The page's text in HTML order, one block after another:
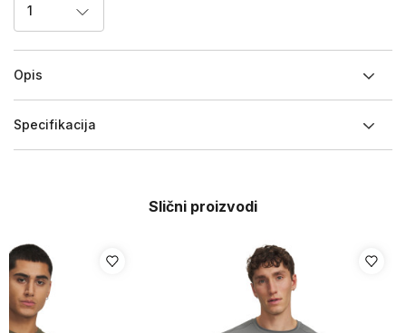
1
Opis
Specifikacija
Slični proizvodi